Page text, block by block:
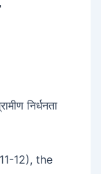
निर्धनता
12), the